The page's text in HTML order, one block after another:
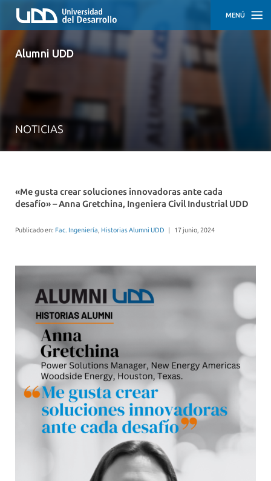
Alumni UDD
NOTICIAS
MENÚ
CÓMO
DESARROLLO
PROFESIONAL
APOYO
«Me gusta crear soluciones innovadoras ante cada
desafío» – Anna Gretchina, Ingeniera Civil Industrial UDD
Publicado en: Fac. Ingeniería, Historias Alumni UDD | 17 junio, 2024